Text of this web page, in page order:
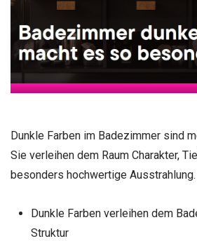
Dunkle Farben im Badezimmer sind
Sie verleihen dem Raum Charakter,
besonders hochwertige Ausstrahlung.
Dunkle Farben verleihen dem
Struktur